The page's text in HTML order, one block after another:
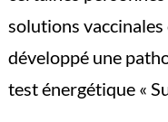
Nouvelles
Viroses
solutions
développé une
test énergétique «